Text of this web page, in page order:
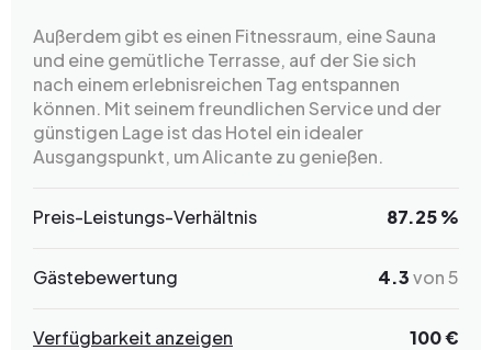
Außerdem gibt es einen Fitnessraum, eine Sauna
und eine gemütliche Terrasse, auf der Sie sich
nach einem erlebnisreichen Tag entspannen
können. Mit seinem freundlichen Service und der
günstigen Lage ist das Hotel ein idealer
Ausgangspunkt, um Alicante zu genießen.
Preis-Leistungs-Verhältnis 87.25 %
Gästebewertung 4.3von 5
Verfügbarkeit anzeigen 100 €